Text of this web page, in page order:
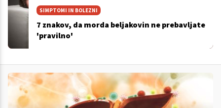
SIMPTOMI IN BOLEZNI
7 znakov, da morda beljakovin ne prebavljate
'pravilno'